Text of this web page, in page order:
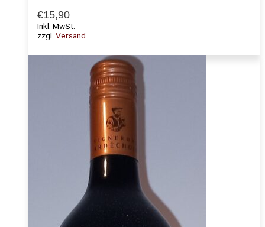
€15,90
Inkl. MwSt.
zzgl. Versand